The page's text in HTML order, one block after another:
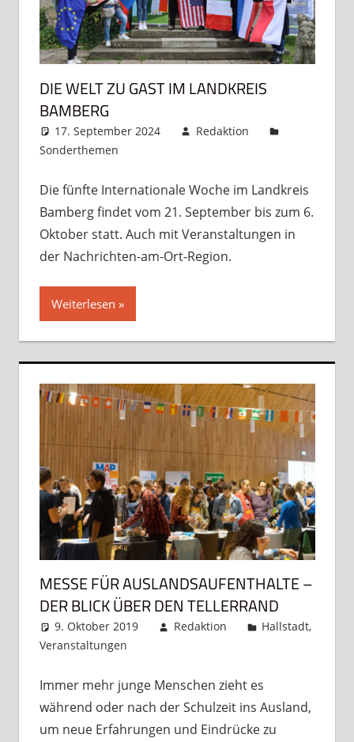
DIE WELT ZU GAST IM LANDKREIS
BAMBERG
17. September 2024
Redaktion
Sonderthemen
Die fünfte Internationale Woche im Landkreis
Bamberg findet vom 21. September bis zum 6.
Oktober statt. Auch mit Veranstaltungen in
der Nachrichten-am-Ort-Region.
Weiterlesen
MESSE FÜR AUSLANDSAUFENTHALTE –
DER BLICK ÜBER DEN TELLERRAND
9. Oktober 2019 Redaktion Hallstadt,
Veranstaltungen
Immer mehr junge Menschen zieht es
während oder nach der Schulzeit ins Ausland,
um neue Erfahrungen und Eindrücke zu